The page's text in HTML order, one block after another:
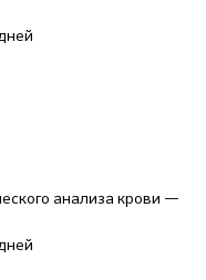
анализа крови —